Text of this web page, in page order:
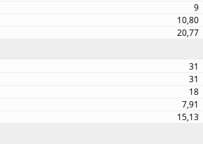
9
10,80
20,77
31
31
18
7,91
15,13